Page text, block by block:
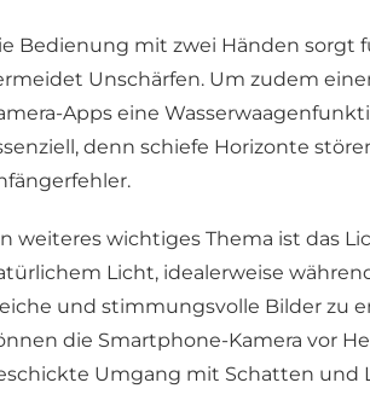
Bedienung mit zwei Händen sorgt
Unschärfen. Um zudem
Apps eine
denn schiefe Horizonte
weiteres wichtiges Thema ist das
Licht, idealerweise
und stimmungsvolle Bilder zu
die Smartphone-Kamera vor
Umgang mit Schatten und